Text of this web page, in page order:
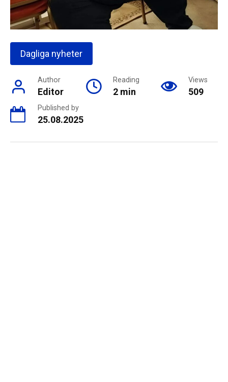
Dagliga nyheter
Author
Editor
Reading
2 min
Views
509
Published by
25.08.2025